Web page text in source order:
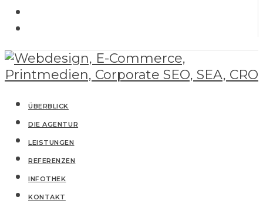
ÜBERBLICK
DIE AGENTUR
LEISTUNGEN
REFERENZEN
IN­FO­THEK
KONTAKT